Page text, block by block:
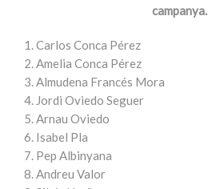
campanya.
Carlos Conca Pérez
Amelia Conca Pérez
Almudena Francés Mora
Jordi Oviedo Seguer
Arnau Oviedo
Isabel Pla
Pep Albinyana
Andreu Valor